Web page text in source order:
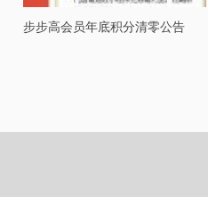
步步高会员年底积分清零公告